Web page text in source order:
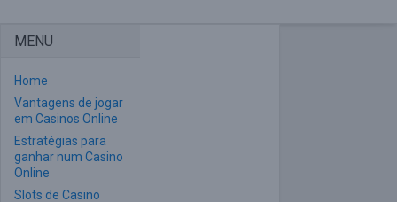
MENU
Home
Vantagens de jogar
em Casinos Online
Estratégias para
ganhar num Casino
Online
Slots de Casino